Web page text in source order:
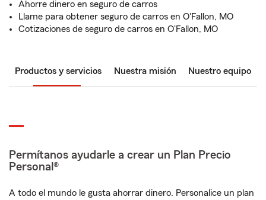
Ahorre dinero en seguro de carros
Llame para obtener seguro de carros en O'Fallon, MO
Cotizaciones de seguro de carros en O'Fallon, MO
Productos y servicios Nuestra misión Nuestro equipo
Permítanos ayudarle a crear un Plan Precio
Personal®
A todo el mundo le gusta ahorrar dinero. Personalice un plan